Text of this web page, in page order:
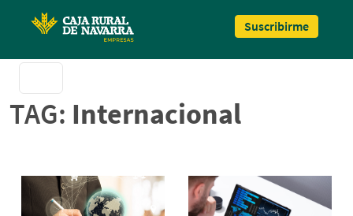
Suscribirme
TAG: Internacional